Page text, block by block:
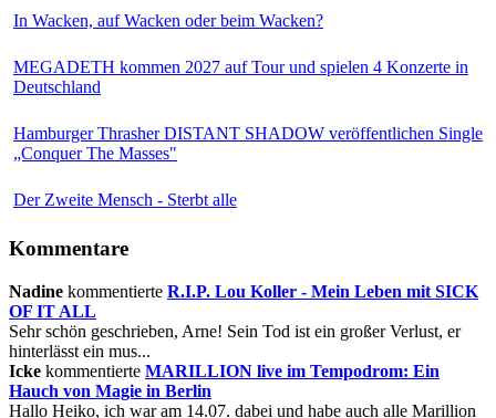
In Wacken, auf Wacken oder beim Wacken?
MEGADETH kommen 2027 auf Tour und spielen 4 Konzerte in
Deutschland
Hamburger Thrasher DISTANT SHADOW veröffentlichen Single
„Conquer The Masses"
Der Zweite Mensch - Sterbt alle
Kommentare
Nadine kommentierte R.I.P. Lou Koller - Mein Leben mit SICK
OF IT ALL
Sehr schön geschrieben, Arne! Sein Tod ist ein großer Verlust, er
hinterlässt ein mus...
Icke kommentierte MARILLION live im Tempodrom: Ein
Hauch von Magie in Berlin
Hallo Heiko, ich war am 14.07. dabei und habe auch alle Marillion